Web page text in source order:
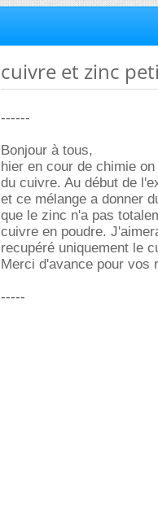
cuivre et zinc
------
Bonjour à tous,
hier en cour de chimie
du cuivre. Au début de
et ce mélange a donner
que le zinc n'a pas
cuivre en poudre.
recupéré uniquement le
Merci d'avance pour vos
-----